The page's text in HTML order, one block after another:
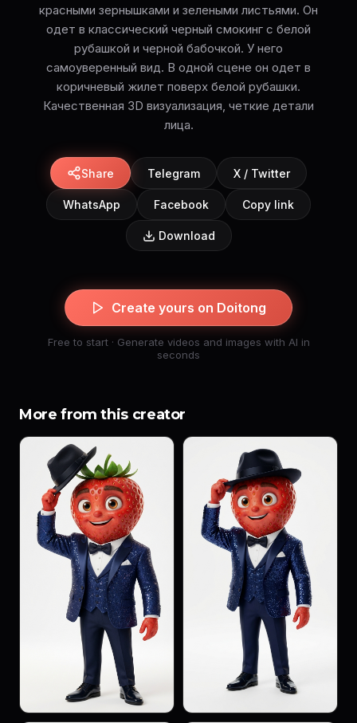
красными зернышками и зелеными листьями. Он
одет в классический черный смокинг с белой
рубашкой и черной бабочкой. У него
самоуверенный вид. В одной сцене он одет в
коричневый жилет поверх белой рубашки.
Качественная 3D визуализация, четкие детали
лица.
Share Telegram X / Twitter
WhatsApp Facebook Copy link
Download
Create yours on Doitong
Free to start · Generate videos and images with AI in
seconds
More from this creator